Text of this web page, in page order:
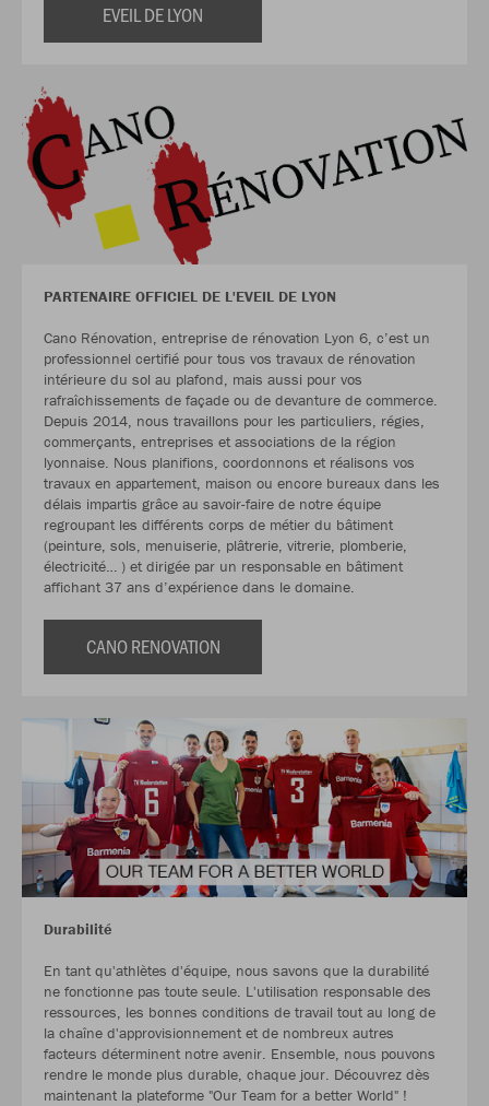
EVEIL DE LYON
PARTENAIRE OFFICIEL DE L'EVEIL DE LYON
Cano Rénovation, entreprise de rénovation Lyon 6, c’est un
professionnel certifié pour tous vos travaux de rénovation
intérieure du sol au plafond, mais aussi pour vos
rafraîchissements de façade ou de devanture de commerce.
Depuis 2014, nous travaillons pour les particuliers, régies,
commerçants, entreprises et associations de la région
lyonnaise. Nous planifions, coordonnons et réalisons vos
travaux en appartement, maison ou encore bureaux dans les
délais impartis grâce au savoir-faire de notre équipe
regroupant les différents corps de métier du bâtiment
(peinture, sols, menuiserie, plâtrerie, vitrerie, plomberie,
électricité… ) et dirigée par un responsable en bâtiment
affichant 37 ans d’expérience dans le domaine.
CANO RENOVATION
Durabilité
En tant qu'athlètes d'équipe, nous savons que la durabilité
ne fonctionne pas toute seule. L'utilisation responsable des
ressources, les bonnes conditions de travail tout au long de
la chaîne d'approvisionnement et de nombreux autres
facteurs déterminent notre avenir. Ensemble, nous pouvons
rendre le monde plus durable, chaque jour. Découvrez dès
maintenant la plateforme "Our Team for a better World" !